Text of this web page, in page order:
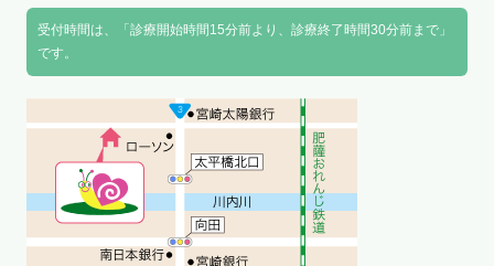
受付時間は、「診療開始時間15分前より、診療終了時間30分前まで」
です。